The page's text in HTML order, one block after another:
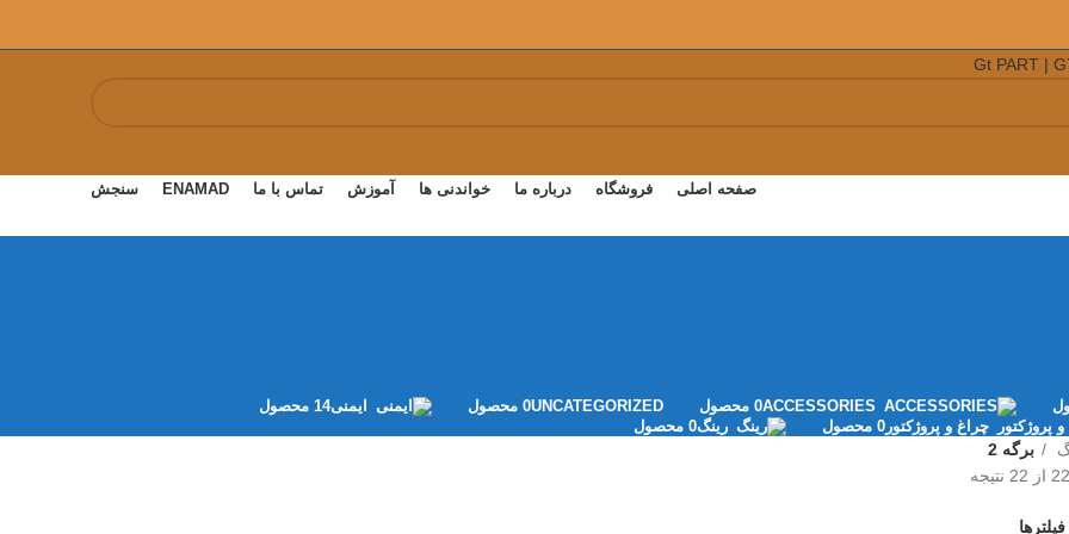
صفحه اصلی فروشگاه درباره ما خواندنی ها آموزش تماس با ما ENAMAD سنجش
ACCESSORIES0 محصول UNCATEGORIZED0 محصول ایمنی14 محصول
چراغ و پروژکتور 0 محصول رينگ0 محصول
برگه 2